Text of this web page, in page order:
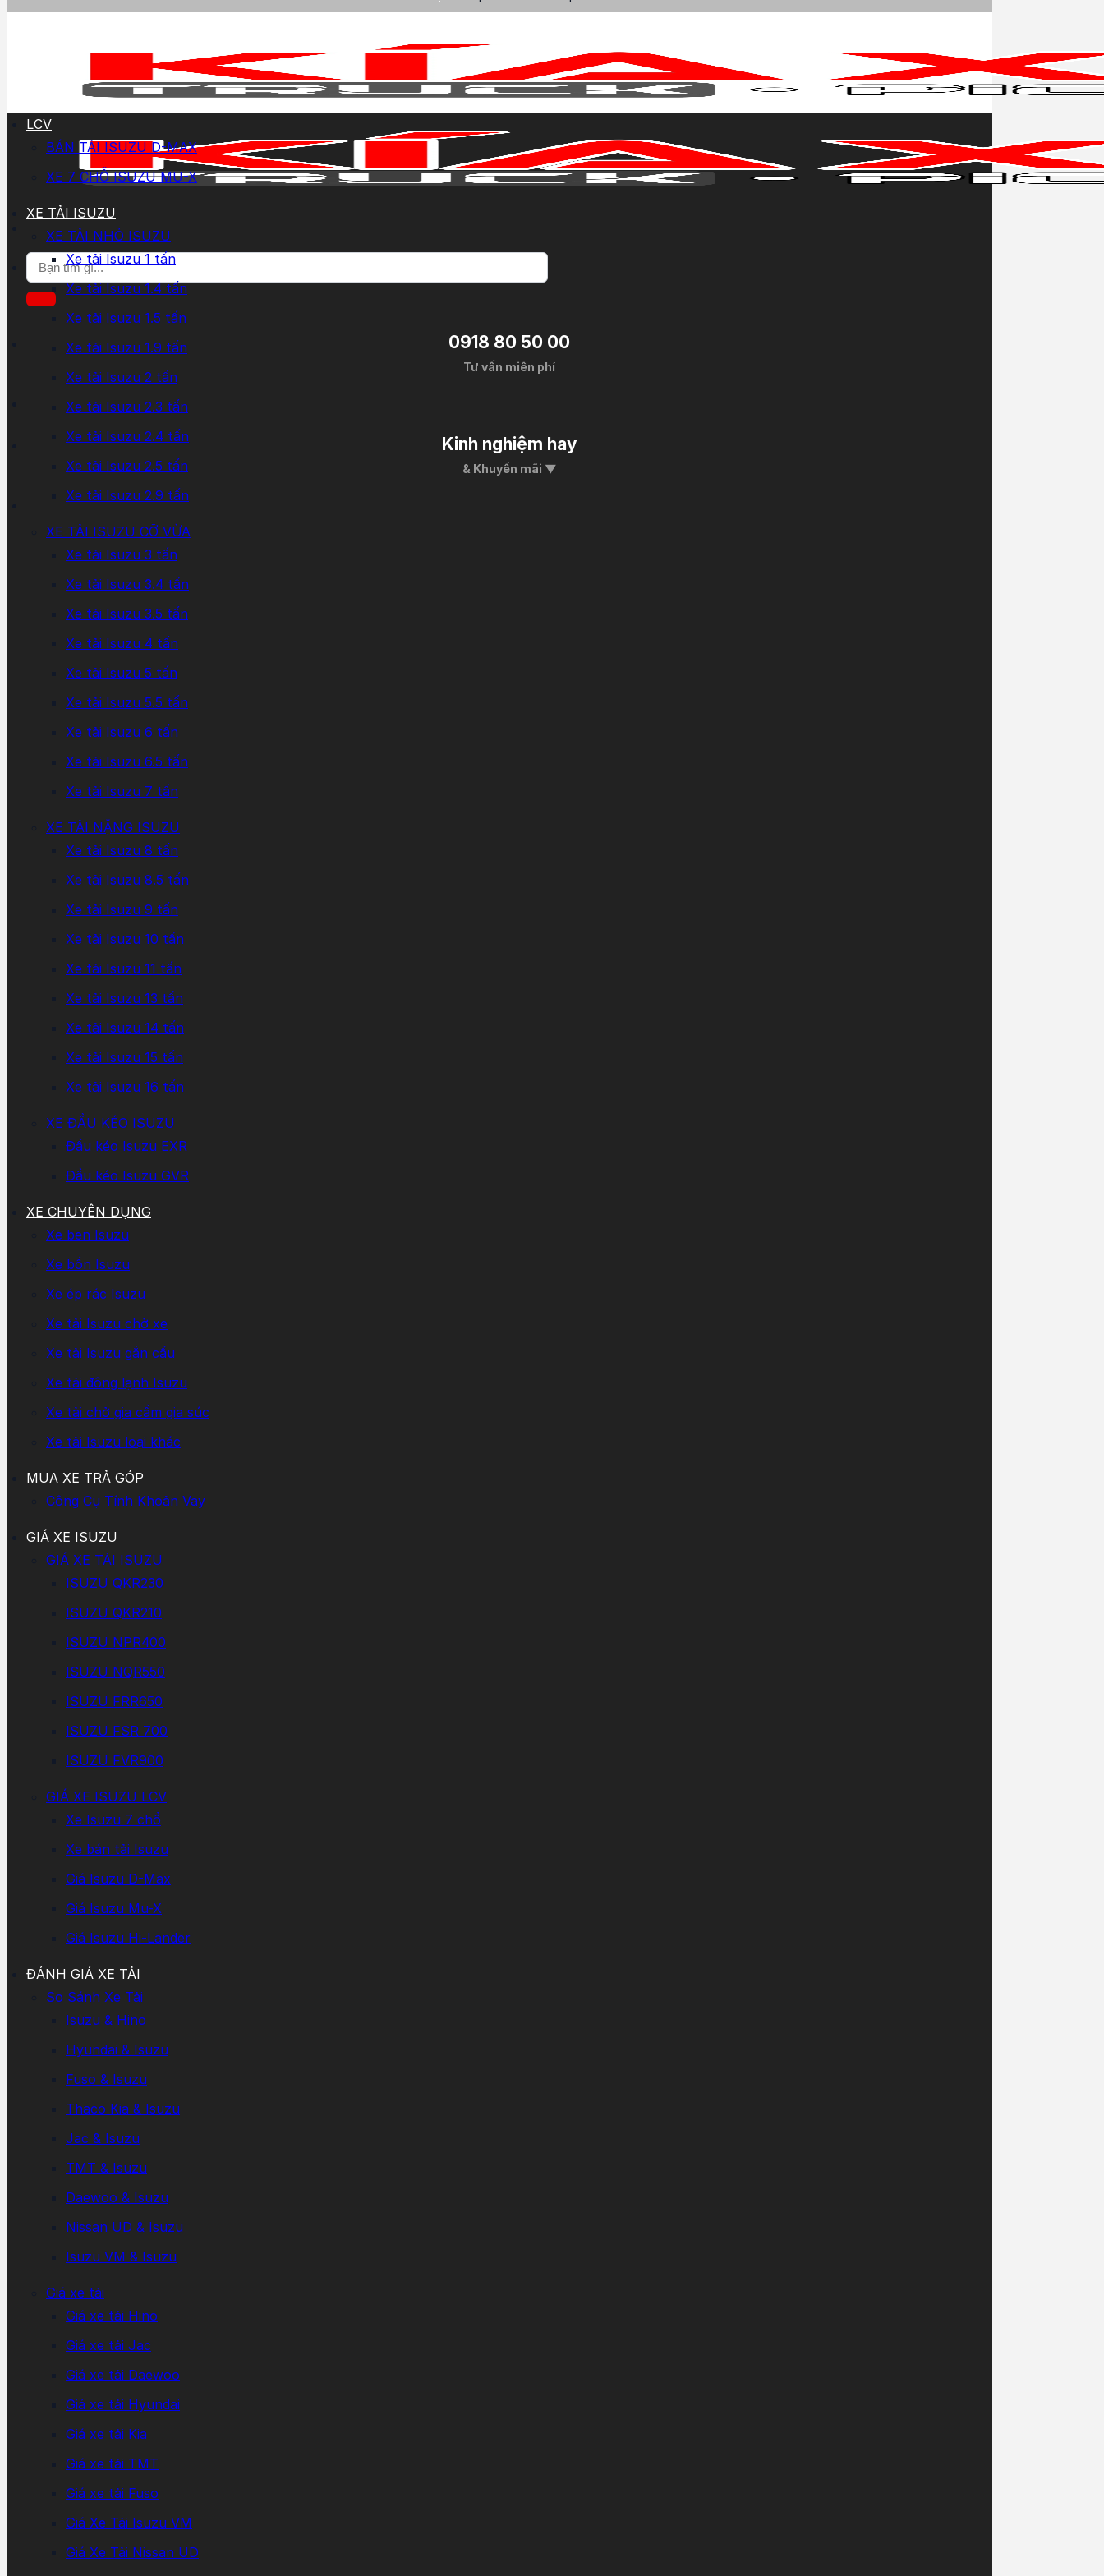
Tìm
kiếm:
0918 80 50 00
Tư vấn miễn phí
Kinh nghiệm hay
& Khuyến mãi ▼
LCV
BÁN TẢI ISUZU D-MAX
XE 7 CHỖ ISUZU MU-X
XE TẢI ISUZU
XE TẢI NHỎ ISUZU
Xe tải Isuzu 1 tấn
Xe tải Isuzu 1.4 tấn
Xe tải Isuzu 1.5 tấn
Xe tải Isuzu 1.9 tấn
Xe tải Isuzu 2 tấn
Xe tải Isuzu 2.3 tấn
Xe tải Isuzu 2.4 tấn
Xe tải Isuzu 2.5 tấn
Xe tải Isuzu 2.9 tấn
XE TẢI ISUZU CỠ VỪA
Xe tải Isuzu 3 tấn
Xe tải Isuzu 3.4 tấn
Xe tải Isuzu 3.5 tấn
Xe tải Isuzu 4 tấn
Xe tải Isuzu 5 tấn
Xe tải Isuzu 5.5 tấn
Xe tải Isuzu 6 tấn
Xe tải Isuzu 6.5 tấn
Xe tải Isuzu 7 tấn
XE TẢI NẶNG ISUZU
Xe tải Isuzu 8 tấn
Xe tải Isuzu 8.5 tấn
Xe tải Isuzu 9 tấn
Xe tải Isuzu 10 tấn
Xe tải Isuzu 11 tấn
Xe tải Isuzu 13 tấn
Xe tải Isuzu 14 tấn
Xe tải Isuzu 15 tấn
Xe tải Isuzu 16 tấn
XE ĐẦU KÉO ISUZU
Đầu kéo Isuzu EXR
Đầu kéo Isuzu GVR
XE CHUYÊN DỤNG
Xe ben Isuzu
Xe bồn Isuzu
Xe ép rác Isuzu
Xe tải Isuzu chở xe
Xe tải Isuzu gắn cẩu
Xe tải đông lạnh Isuzu
Xe tải chở gia cầm gia súc
Xe tải Isuzu loại khác
MUA XE TRẢ GÓP
Công Cụ Tính Khoản Vay
GIÁ XE ISUZU
GIÁ XE TẢI ISUZU
ISUZU QKR230
ISUZU QKR210
ISUZU NPR400
ISUZU NQR550
ISUZU FRR650
ISUZU FSR 700
ISUZU FVR900
GIÁ XE ISUZU LCV
Xe Isuzu 7 chổ
Xe bán tải Isuzu
Giá Isuzu D-Max
Giá Isuzu Mu-X
Giá Isuzu Hi-Lander
ĐÁNH GIÁ XE TẢI
So Sánh Xe Tải
Isuzu & Hino
Hyundai & Isuzu
Fuso & Isuzu
Thaco Kia & Isuzu
Jac & Isuzu
TMT & Isuzu
Daewoo & Isuzu
Nissan UD & Isuzu
Isuzu VM & Isuzu
Giá xe tải
Giá xe tải Hino
Giá xe tải Jac
Giá xe tải Daewoo
Giá xe tải Hyundai
Giá xe tải Kia
Giá xe tải TMT
Giá xe tải Fuso
Giá Xe Tải Isuzu VM
Giá Xe Tải Nissan UD